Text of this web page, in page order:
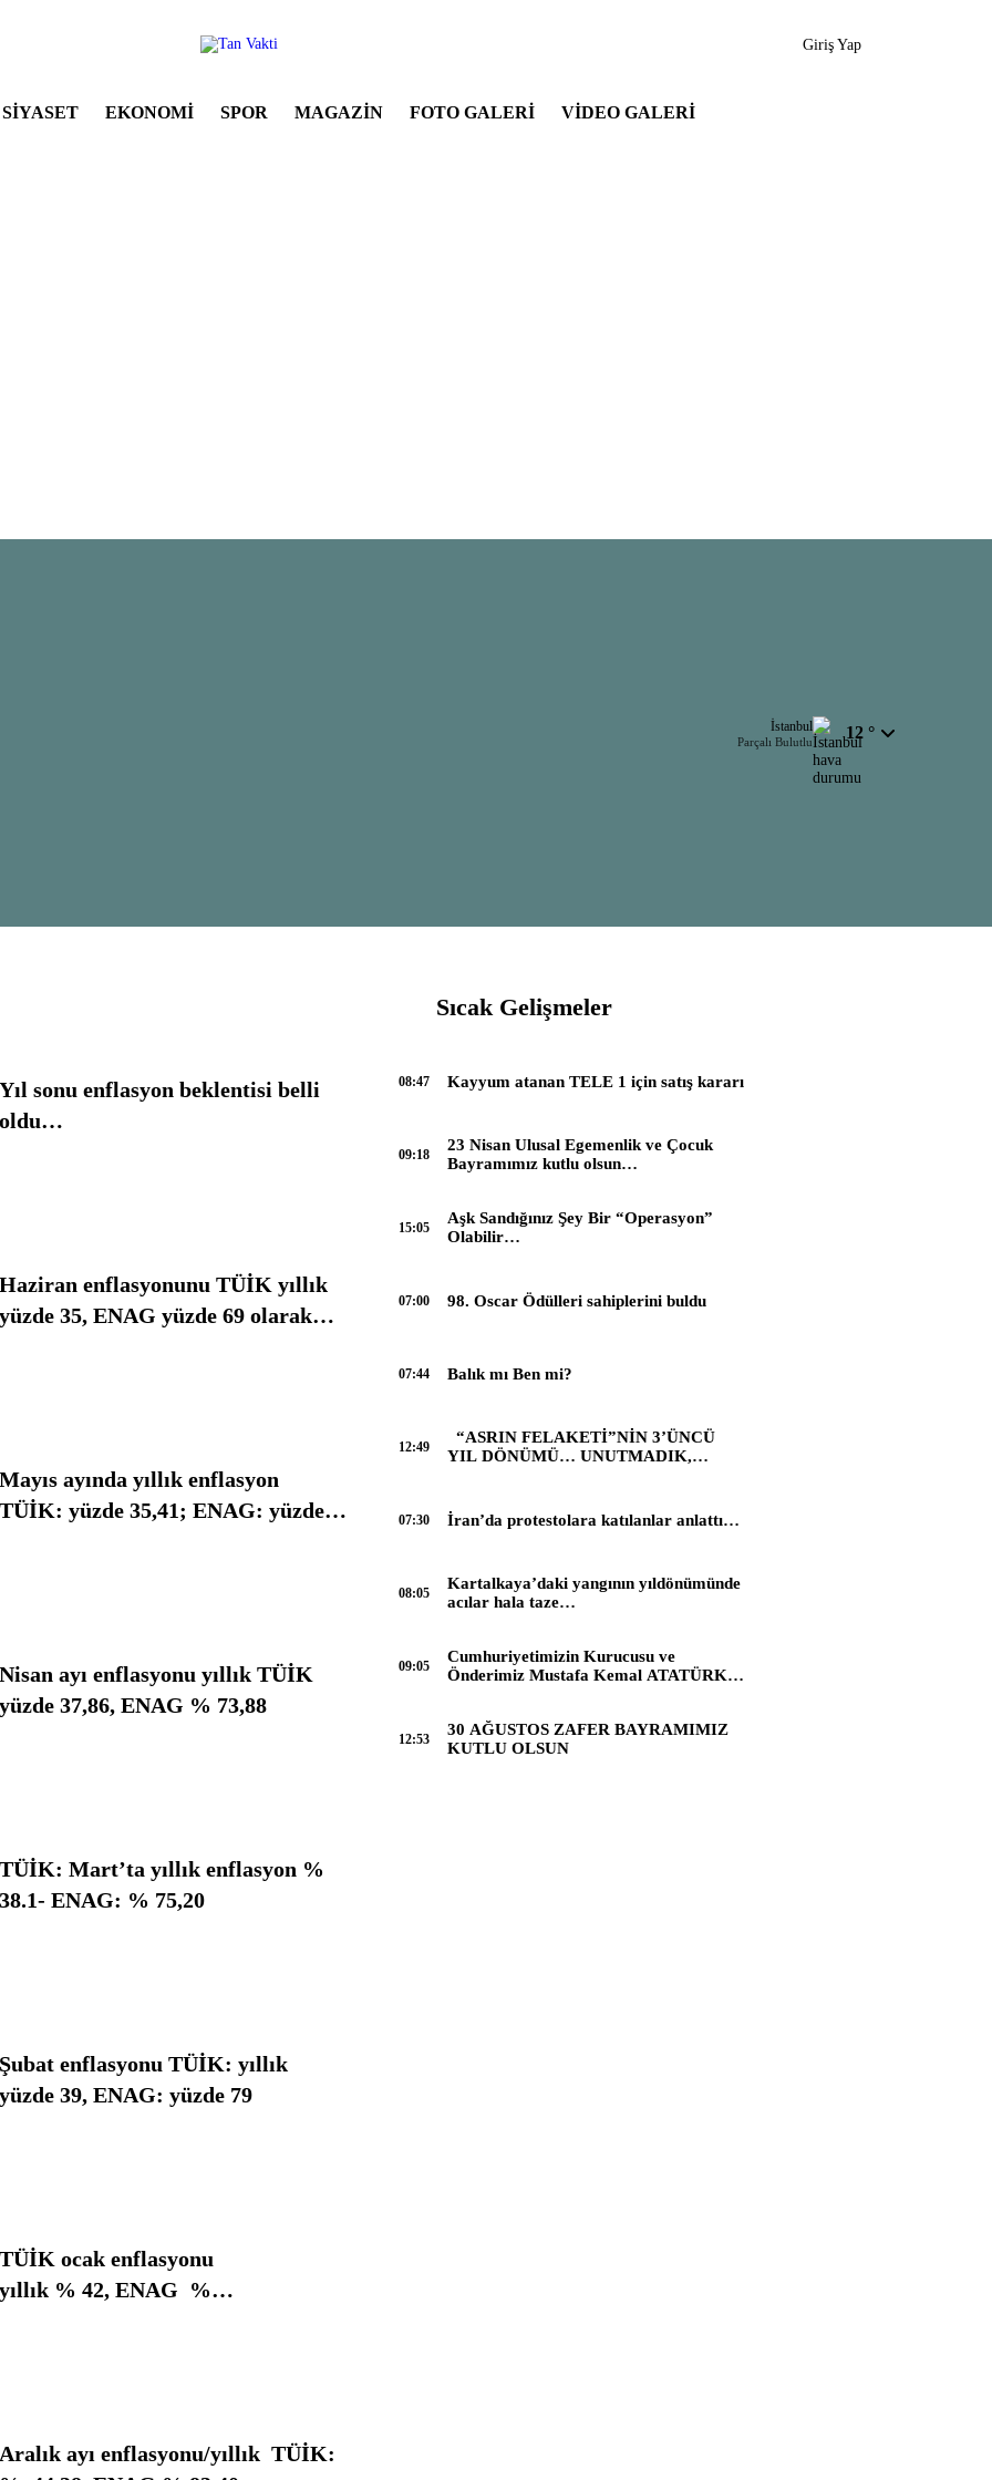
Giriş Yap
SİYASET EKONOMİ SPOR MAGAZİN FOTO GALERİ VİDEO GALERİ
İstanbul
Parçalı Bulutlu 12 °
Yıl sonu enflasyon beklentisi belli
oldu…
Haziran enflasyonunu TÜİK yıllık
yüzde 35, ENAG yüzde 69 olarak
Mayıs ayında yıllık enflasyon
TÜİK: yüzde 35,41; ENAG: yüzde
Nisan ayı enflasyonu yıllık TÜİK
yüzde 37,86, ENAG % 73,88
TÜİK: Mart’ta yıllık enflasyon %
38.1- ENAG: % 75,20
Şubat enflasyonu TÜİK: yıllık
yüzde 39, ENAG: yüzde 79
TÜİK ocak enflasyonu
yıllık % 42, ENAG %
Aralık ayı enflasyonu/yıllık TÜİK:
Sıcak Gelişmeler
Kayyum atanan TELE 1 için satış kararı
08:47
23 Nisan Ulusal Egemenlik ve Çocuk
Bayramımız kutlu olsun…
09:18
Aşk Sandığınız Şey Bir “Operasyon”
Olabilir…
15:05
98. Oscar Ödülleri sahiplerini buldu
07:00
Balık mı Ben mi?
07:44
“ASRIN FELAKETİ”NİN 3’ÜNCÜ
YIL DÖNÜMÜ… UNUTMADIK,
12:49
İran’da protestolara katılanlar anlattı…
07:30
Kartalkaya’daki yangının yıldönümünde
acılar hala taze…
08:05
Cumhuriyetimizin Kurucusu ve
Önderimiz Mustafa Kemal ATATÜRK´ü,
09:05
30 AĞUSTOS ZAFER BAYRAMIMIZ
KUTLU OLSUN
12:53